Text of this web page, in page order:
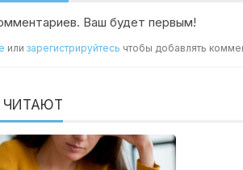
Ваш будет первым!
илизарегистрируйтесь чтобы добавлять
ЧИТАЮТ